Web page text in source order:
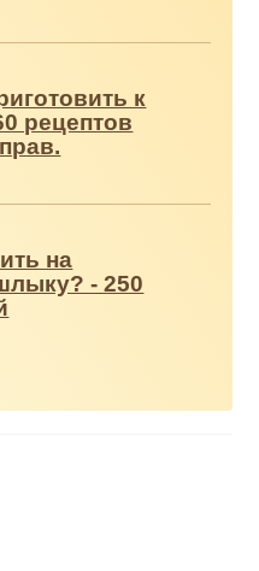
к
рецептов
на
- 250